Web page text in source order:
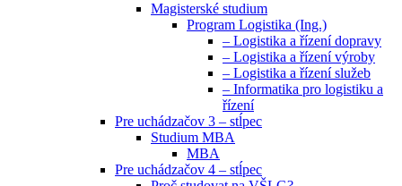
Magisterské studium
Program Logistika (Ing.)
– Logistika a řízení dopravy
– Logistika a řízení výroby
– Logistika a řízení služeb
– Informatika pro logistiku a
řízení
Pre uchádzačov 3 – stĺpec
Studium MBA
MBA
Pre uchádzačov 4 – stĺpec